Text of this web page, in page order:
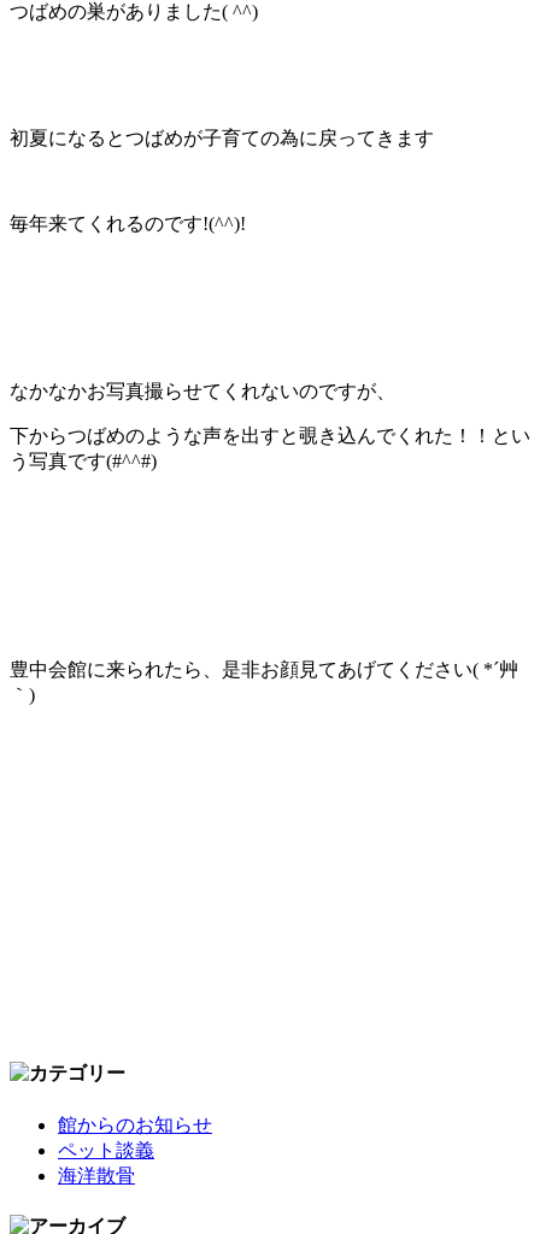
つばめの巣がありました( ^^)
初夏になるとつばめが子育ての為に戻ってきます
毎年来てくれるのです!(^^)!
なかなかお写真撮らせてくれないのですが、
下からつばめのような声を出すと覗き込んでくれた！！とい
う写真です(#^^#)
豊中会館に来られたら、是非お顔見てあげてください( *´艸
｀)
館からのお知らせ
ペット談義
海洋散骨